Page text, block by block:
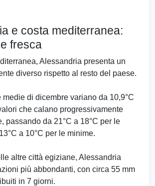
e costa mediterranea:
fresca
Alessandria presenta un
diverso rispetto al resto del paese.
medie di dicembre variano da 10,9°C
che calano progressivamente
passando da 21°C a 18°C per le
a 10°C per le minime.
altre città egiziane, Alessandria
più abbondanti, con circa 55 mm
in 7 giorni.